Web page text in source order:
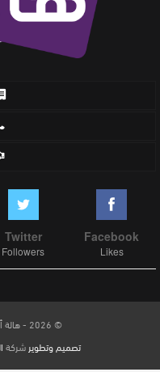
Facebook
Likes
Twitter
Followers
© 2026 - هالة أنفو. جميع الحقوق محفوظة.
تصميم وتطويرشركة